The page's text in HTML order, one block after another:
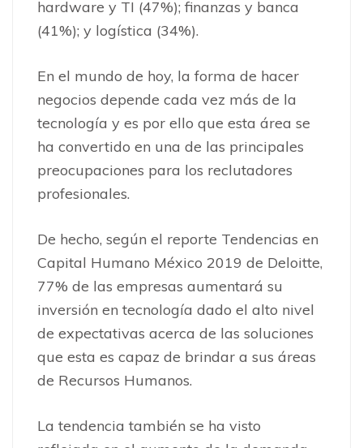
hardware y TI (47%); finanzas y banca
(41%); y logística (34%).
En el mundo de hoy, la forma de hacer
negocios depende cada vez más de la
tecnología y es por ello que esta área se
ha convertido en una de las principales
preocupaciones para los reclutadores
profesionales.
De hecho, según el reporte Tendencias en
Capital Humano México 2019 de Deloitte,
77% de las empresas aumentará su
inversión en tecnología dado el alto nivel
de expectativas acerca de las soluciones
que esta es capaz de brindar a sus áreas
de Recursos Humanos.
La tendencia también se ha visto